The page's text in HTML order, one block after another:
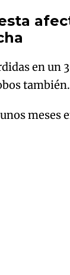
en un
también.
meses